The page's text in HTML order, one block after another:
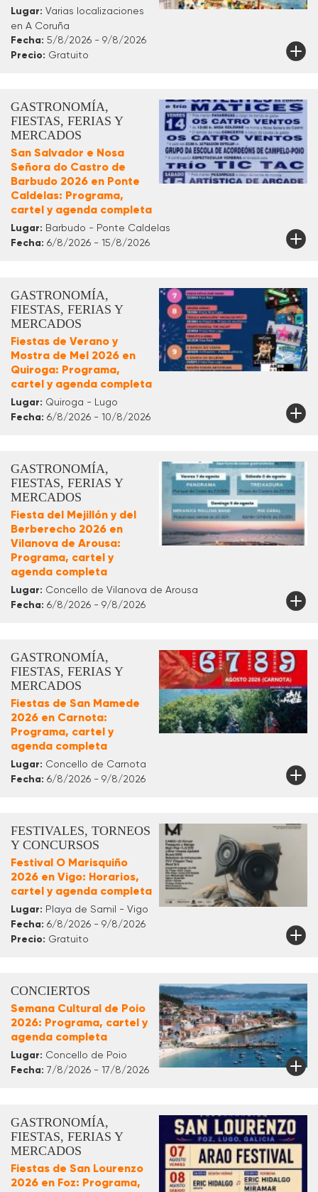
Lugar: Varias localizaciones
en A Coruña
Fecha: 5/8/2026 - 9/8/2026
Precio: Gratuito
GASTRONOMÍA,
FIESTAS, FERIAS Y
MERCADOS
San Salvador e Nosa
Señora do Castro de
Barbudo 2026 en Ponte
Caldelas: Programa,
cartel y agenda completa
Lugar: Barbudo - Ponte Caldelas
Fecha: 6/8/2026 - 15/8/2026
GASTRONOMÍA,
FIESTAS, FERIAS Y
MERCADOS
Fiestas de Verano y
Mostra de Mel 2026 en
Quiroga: Programa,
cartel y agenda completa
Lugar: Quiroga - Lugo
Fecha: 6/8/2026 - 10/8/2026
GASTRONOMÍA,
FIESTAS, FERIAS Y
MERCADOS
Fiesta del Mejillón y del
Berberecho 2026 en
Vilanova de Arousa:
Programa, cartel y
agenda completa
Lugar: Concello de Vilanova de Arousa
Fecha: 6/8/2026 - 9/8/2026
GASTRONOMÍA,
FIESTAS, FERIAS Y
MERCADOS
Fiestas de San Mamede
2026 en Carnota:
Programa, cartel y
agenda completa
Lugar: Concello de Carnota
Fecha: 6/8/2026 - 9/8/2026
FESTIVALES, TORNEOS
Y CONCURSOS
Festival O Marisquiño
2026 en Vigo: Horarios,
cartel y agenda completa
Lugar: Playa de Samil - Vigo
Fecha: 6/8/2026 - 9/8/2026
Precio: Gratuito
CONCIERTOS
Semana Cultural de Poio
2026: Programa, cartel y
agenda completa
Lugar: Concello de Poio
Fecha: 7/8/2026 - 17/8/2026
GASTRONOMÍA,
FIESTAS, FERIAS Y
MERCADOS
Fiestas de San Lourenzo
2026 en Foz: Programa,